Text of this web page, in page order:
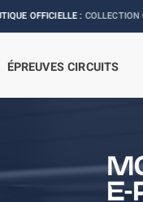
:COLLECTION GRAND PRIX
ÉPREUVES CIRCUITS